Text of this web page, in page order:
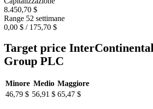
8.450,70 $
Range 52 settimane
0,00 $ / 175,70 $
Target price
Group PLC
Minore Medio Maggiore
46,79 $ 56,91 $ 65,47 $